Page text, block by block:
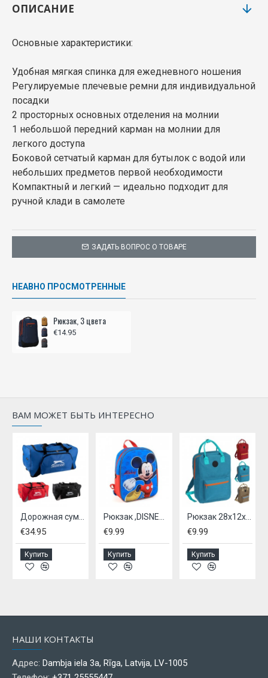
ЗАДАТЬ ВОПРОС О ТОВАРЕ
ОПИСАНИЕ
Основные характеристики:
Удобная мягкая спинка для ежедневного ношения
Регулируемые плечевые ремни для индивидуальной
посадки
2 просторных основных отделения на молнии
1 небольшой передний карман на молнии для
легкого доступа
Боковой сетчатый карман для бутылок с водой или
небольших предметов первой необходимости
Компактный и легкий — идеально подходит для
ручной клади в самолете
НЕАВНО ПРОСМОТРЕННЫЕ
Рюкзак, 3 цвета
€14.95
ВАМ МОЖЕТ БЫТЬ ИНТЕРЕСНО
€34.95
Купить
€9.99
Купить
Рюкзак 28x12x40см
€9.99
Купить
НАШИ КОНТАКТЫ
Адрес: Dambja iela 3a, Rīga, Latvija, LV-1005